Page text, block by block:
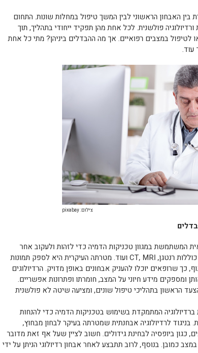
בין האבחון הראשוני לבין המשך טיפול במחלות שונות. התחום
פולשנית. לכל אחת מהן תפקיד ייחודי בתהליך, תוך
לטיפול במצבים רפואיים. אך מה ההבדלים ביניהן? מתי כל אחת
עוד.
צילום: pixabay
המשתמשת במגוון טכניקות הדמיה כדי לזהות ולעקוב אחר
התפתחות מחלות ומצבים. טכניקות אלה כוללות רנטגן, CT, MRI ועוד. מטרתה העיקרית היא לספק תמונות
כך שרופאים יוכלו להעניק אבחונים באופן מדויק. הרדיולוגים
ומספקים מידע חיוני על המצב, חומרתו ופתרונות אפשריים.
הראשון בתהליכי טיפול שונים, ומציעה שיטה לא פולשנית
המתמקדת בשימוש בטכניקות הדמיה כדי להנחות
בניגוד לרדיולוגיה אבחנתית שמטרתה בעיקר לבחון מבחוץ,
כגון ביופסיה לבחינת גידולים. חשוב לציין שעל אף זאת מדובר
כמובן. בנוסף, לרוב תתבצע לאחר אבחון רדיולוגי הניתן על ידי